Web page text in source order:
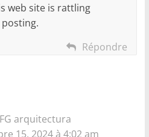
web site is rattling
Répondre
arquitectura
15, 2024 à 4:02 am